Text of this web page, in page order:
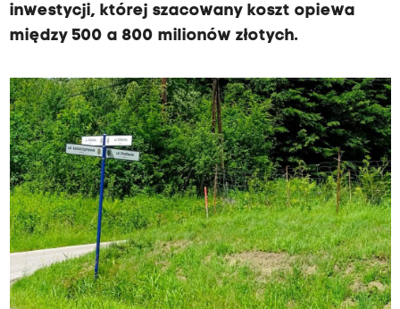
inwestycji, której szacowany koszt opiewa
między 500 a 800 milionów złotych.
r
j
s
t
w
t
e
j
c
h
w